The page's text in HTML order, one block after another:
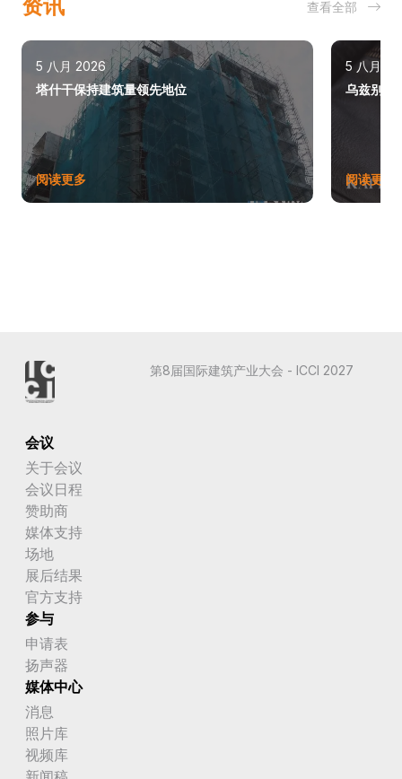
资讯 查看全部
5 八月 2026
塔什干保持建筑量领先地位
阅读更多
5 八月
乌兹别克
阅读更多
第8届国际建筑产业大会 - ICCI 2027
会议
关于会议
会议日程
赞助商
媒体支持
场地
展后结果
官方支持
参与
申请表
扬声器
媒体中心
消息
照片库
视频库